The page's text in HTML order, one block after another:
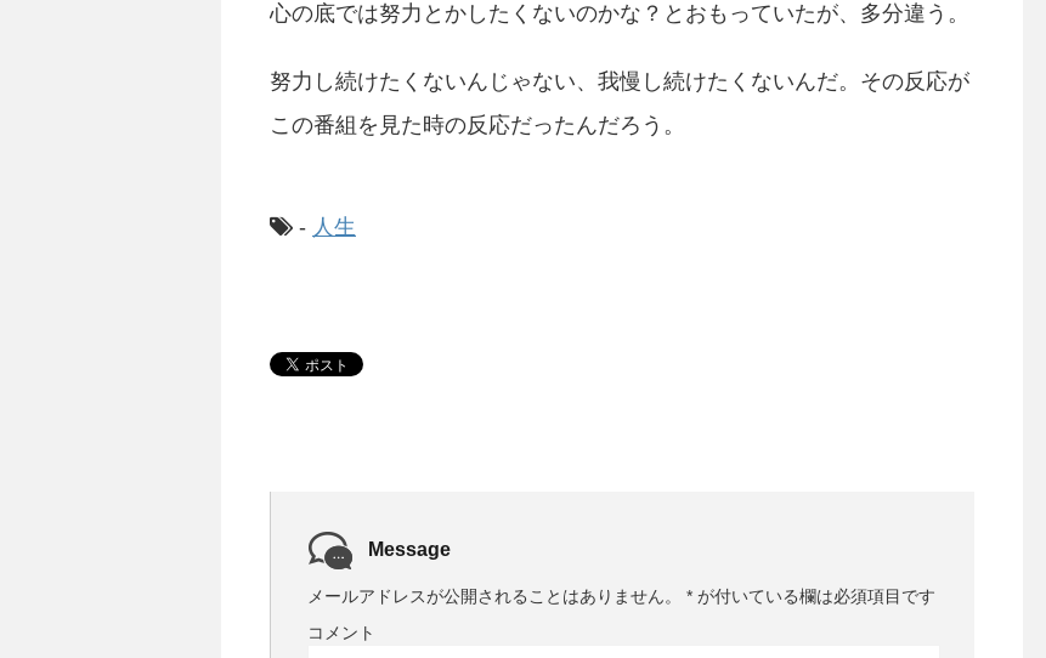
心の底では努力とかしたくないのかな？とおもっていたが、多分違う。
努力し続けたくないんじゃない、我慢し続けたくないんだ。その反応が
この番組を見た時の反応だったんだろう。
- 人生
Message
メールアドレスが公開されることはありません。 * が付いている欄は必須項目です
コメント